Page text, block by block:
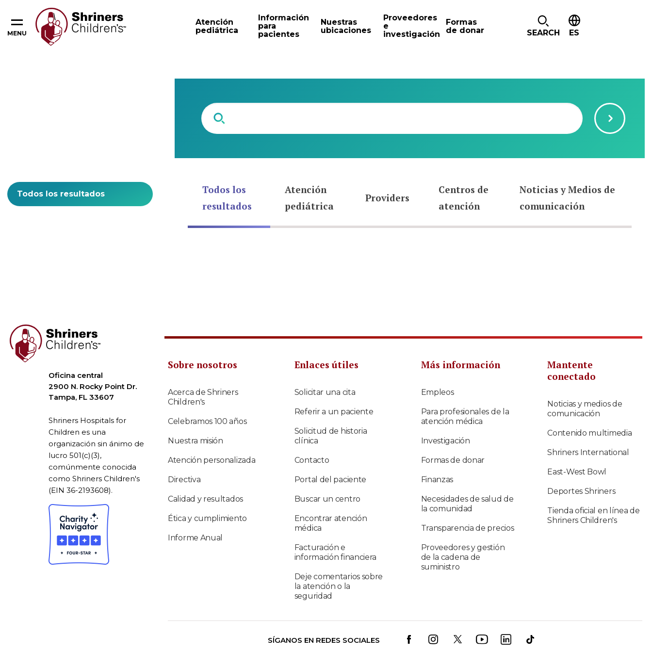
MENU
Atención
pediátrica
Información
para
pacientes
Nuestras
ubicaciones
Proveedores
e
investigación
Formas
de donar
SEARCH ES
Content Type
Todos los
resultados
Atención
pediátrica
Providers
Centros de
atención
Noticias y Medios de
comunicación
Oficina central
2900 N. Rocky Point Dr.
Tampa, FL 33607
Shriners Hospitals for
Children es una
organización sin ánimo de
lucro 501(c)(3),
comúnmente conocida
como Shriners Children's
(EIN 36-2193608).
Sobre nosotros
Acerca de Shriners
Children's
Celebramos 100 años
Nuestra misión
Atención personalizada
Directiva
Calidad y resultados
Ética y cumplimiento
Informe Anual
Enlaces útiles
Solicitar una cita
Referir a un paciente
Solicitud de historia
clínica
Contacto
Portal del paciente
Buscar un centro
Encontrar atención
médica
Facturación e
información financiera
Deje comentarios sobre
la atención o la
seguridad
Más información
Empleos
Para profesionales de la
atención médica
Investigación
Formas de donar
Finanzas
Necesidades de salud de
la comunidad
Transparencia de precios
Proveedores y gestión
de la cadena de
suministro
Mantente
conectado
Noticias y medios de
comunicación
Contenido multimedia
Shriners International
East-West Bowl
Deportes Shriners
Tienda oficial en línea de
Shriners Children's
SÍGANOS EN REDES SOCIALES